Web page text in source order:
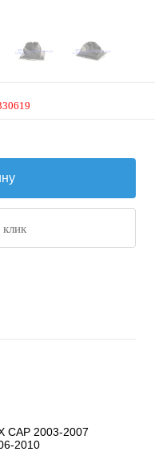
CAP 2003-2007
2010